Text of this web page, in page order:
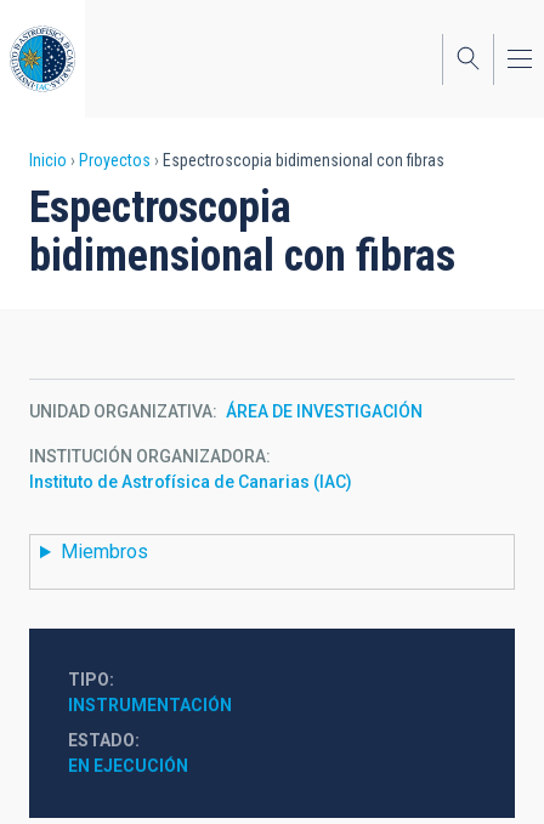
al
contenido
principal
Sobrescribir
enlaces
de
la
navegación
Inicio Proyectos Espectroscopia bidimensional con fibras
Espectroscopia
bidimensional con fibras
UNIDAD ORGANIZATIVA ÁREA DE INVESTIGACIÓN
INSTITUCIÓN ORGANIZADORA
Instituto de Astrofísica de Canarias (IAC)
Miembros
TIPO
INSTRUMENTACIÓN
ESTADO
EN EJECUCIÓN